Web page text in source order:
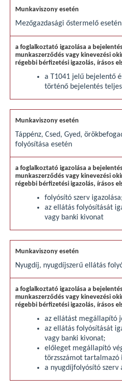
Mezőgazdasági őstermelő esetén
a T1041 jelű bejelentő
történő bejelentés
Táppénz, Csed, Gyed,
folyósítása esetén
folyósító szerv igazolása;
az ellátás folyósítását
vagy banki kivonat
Nyugdíj, nyugdíjszerű ellátás
az ellátást megállapító
az ellátás folyósítását
vagy banki kivonat;
előleget megállapító
törzsszámot tartalmazó
a nyugdíjfolyósító szerv